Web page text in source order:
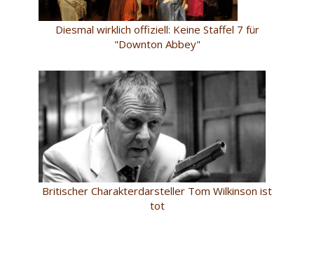
Diesmal wirklich offiziell: Keine Staffel 7 für
"Downton Abbey"
Britischer Charakterdarsteller Tom Wilkinson ist
tot